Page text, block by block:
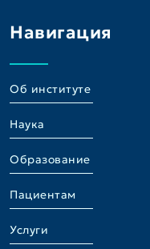
Навигация
Об институте
Наука
Образование
Пациентам
Услуги